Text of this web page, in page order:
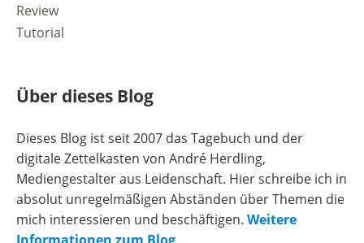
Review
Tutorial
Über dieses Blog
Dieses Blog ist seit 2007 das Tagebuch und der
digitale Zettelkasten von André Herdling,
Mediengestalter aus Leidenschaft. Hier schreibe ich in
absolut unregelmäßigen Abständen über Themen die
mich interessieren und beschäftigen. Weitere